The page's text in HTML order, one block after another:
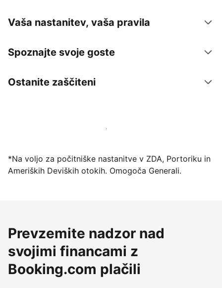
Vaša nastanitev, vaša pravila
Spoznajte svoje goste
Ostanite zaščiteni
Danes ponudite nastanitev prek naše platforme
*Na voljo za počitniške nastanitve v ZDA, Portoriku in
Ameriških Deviških otokih. Omogoča Generali.
Prevzemite nadzor nad
svojimi financami z
Booking.com plačili